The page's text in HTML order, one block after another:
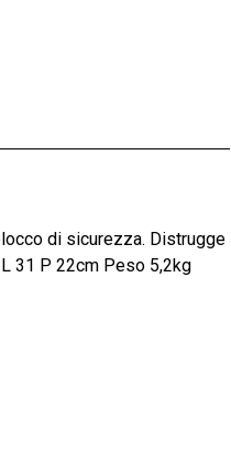
di sicurezza. Distrugge
31 P 22cm Peso 5,2kg